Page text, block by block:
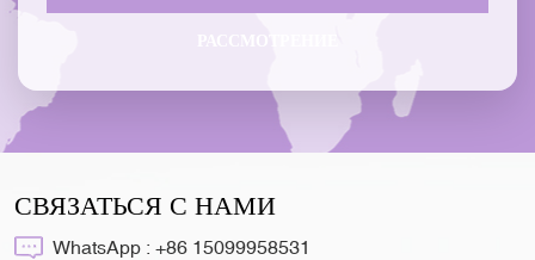
СВЯЗАТЬСЯ С НАМИ
WhatsApp : +86 15099958531